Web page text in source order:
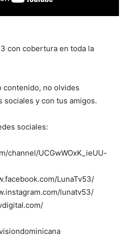
con cobertura en toda la
contenido, no olvides
y con tus amigos.
sociales:
channel/UCGwWOxK_ieUU-
LunaTv53/
lunatv53/